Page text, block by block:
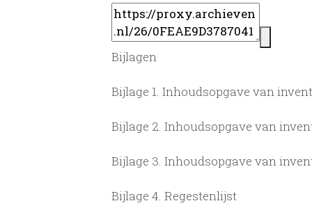
Bijlagen
Bijlage 1. Inhoudsopgave van
Bijlage 2. Inhoudsopgave van
Bijlage 3. Inhoudsopgave van
Bijlage 4. Regestenlijst